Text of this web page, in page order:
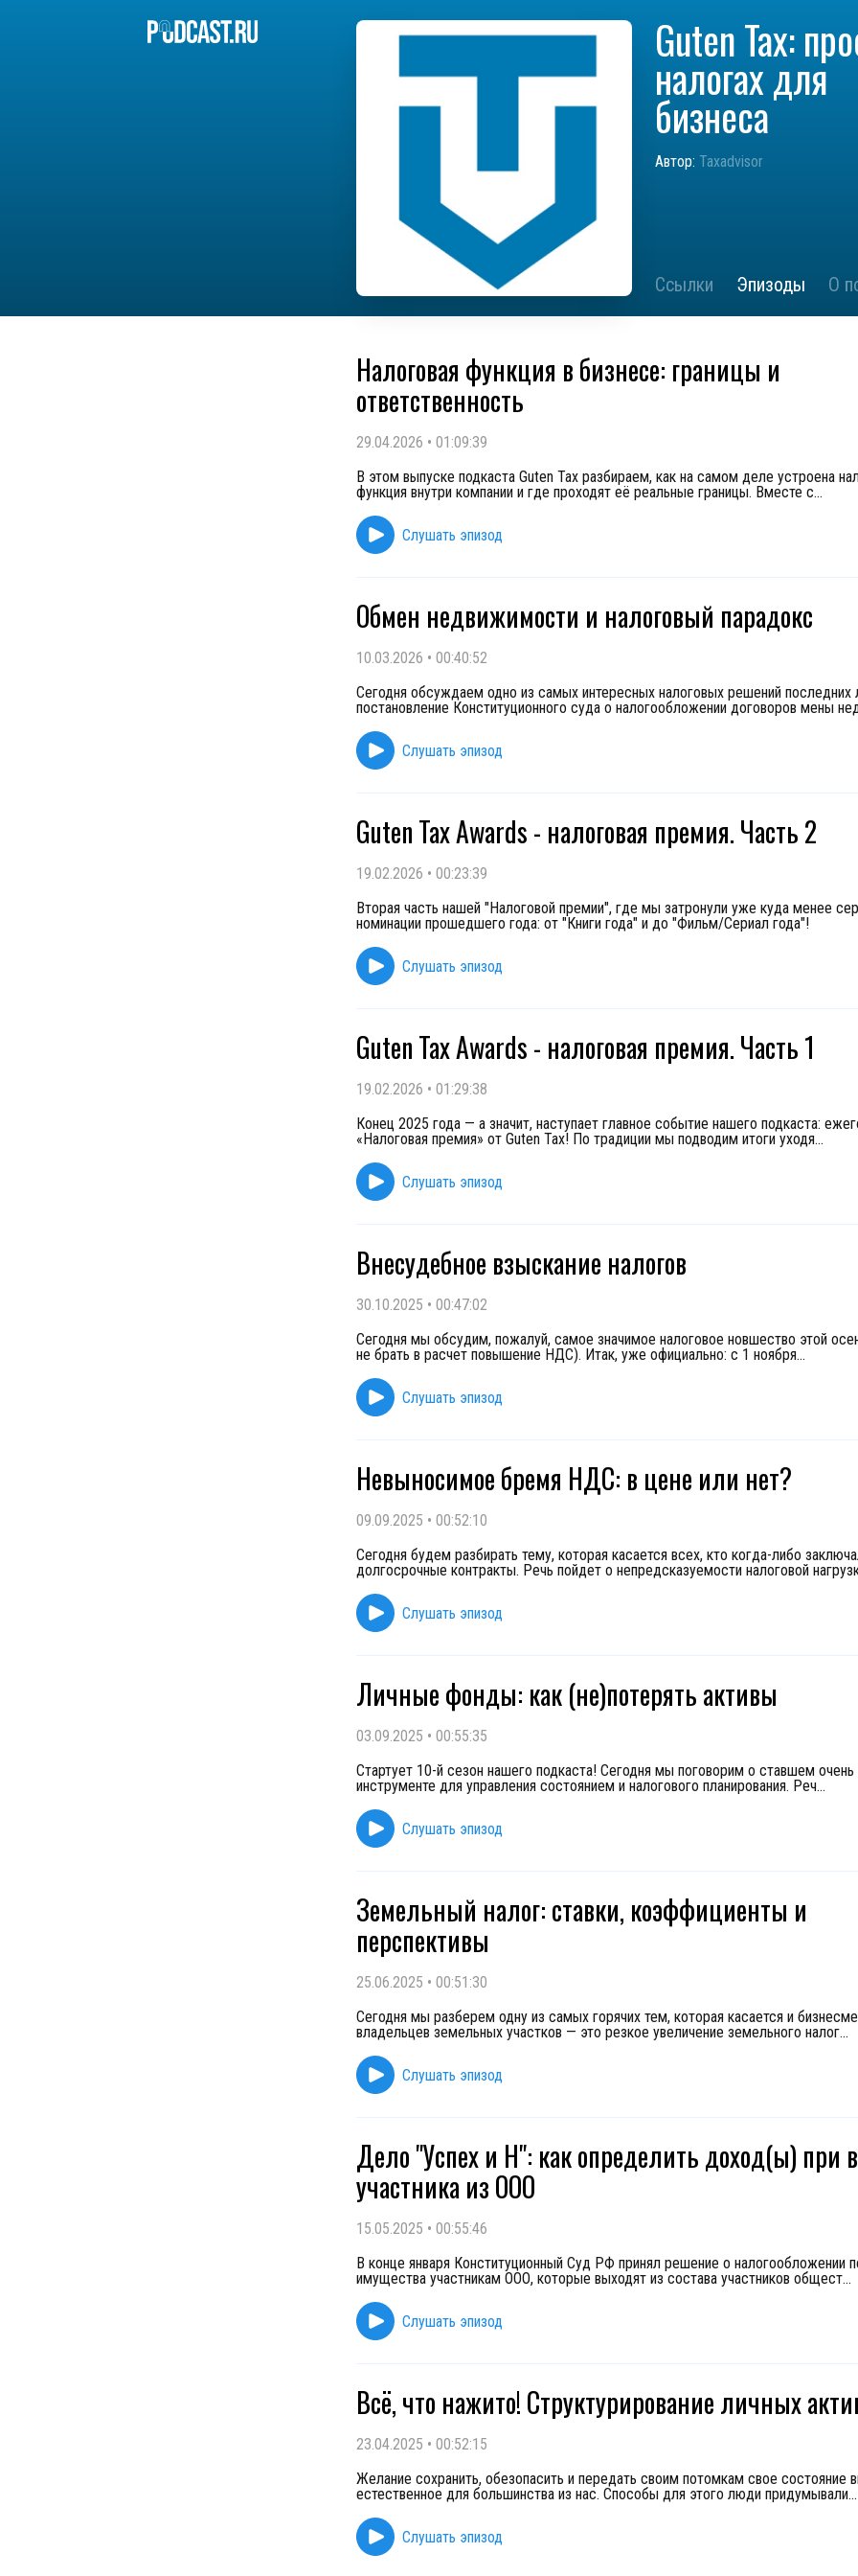
Guten Tax:
налогах для
бизнеса
Автор: Taxadvisor
Ссылки Эпизоды О
Налоговая функция в бизнесе: границы и
ответственность
29.04.2026 • 01:09:39
В этом выпуске подкаста Guten Tax разбираем, как на самом деле устроена
функция внутри компании и где проходят её реальные границы. Вместе с...
Слушать эпизод
Обмен недвижимости и налоговый парадокс
10.03.2026 • 00:40:52
Сегодня обсуждаем одно из самых интересных налоговых решений последних
постановление Конституционного суда о налогообложении договоров мены
Слушать эпизод
Guten Tax Awards - налоговая премия. Часть 2
19.02.2026 • 00:23:39
Вторая часть нашей "Налоговой премии", где мы затронули уже куда менее
номинации прошедшего года: от "Книги года" и до "Фильм/Сериал года"!
Слушать эпизод
Guten Tax Awards - налоговая премия. Часть 1
19.02.2026 • 01:29:38
Конец 2025 года — а значит, наступает главное событие нашего подкаста:
«Налоговая премия» от Guten Tax! По традиции мы подводим итоги уходя...
Слушать эпизод
Внесудебное взыскание налогов
30.10.2025 • 00:47:02
Сегодня мы обсудим, пожалуй, самое значимое налоговое новшество этой
не брать в расчет повышение НДС). Итак, уже официально: с 1 ноября...
Слушать эпизод
Невыносимое бремя НДС: в цене или нет?
09.09.2025 • 00:52:10
Сегодня будем разбирать тему, которая касается всех, кто когда-либо
долгосрочные контракты. Речь пойдет о непредсказуемости налоговой
Слушать эпизод
Личные фонды: как (не)потерять активы
03.09.2025 • 00:55:35
Стартует 10-й сезон нашего подкаста! Сегодня мы поговорим о ставшем
инструменте для управления состоянием и налогового планирования. Реч...
Слушать эпизод
Земельный налог: ставки, коэффициенты и
перспективы
25.06.2025 • 00:51:30
Сегодня мы разберем одну из самых горячих тем, которая касается и
владельцев земельных участков — это резкое увеличение земельного налог...
Слушать эпизод
Дело "Успех и Н": как определить доход(ы) при
участника из ООО
15.05.2025 • 00:55:46
В конце января Конституционный Суд РФ принял решение о налогообложении
имущества участникам ООО, которые выходят из состава участников общест...
Слушать эпизод
Всё, что нажито! Структурирование личных
23.04.2025 • 00:52:15
Желание сохранить, обезопасить и передать своим потомкам свое состояние
естественное для большинства из нас. Способы для этого люди придумывали...
Слушать эпизод